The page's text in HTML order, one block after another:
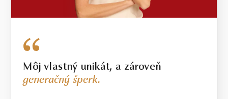
Môj vlastný unikát, a zároveň
generačný šperk.